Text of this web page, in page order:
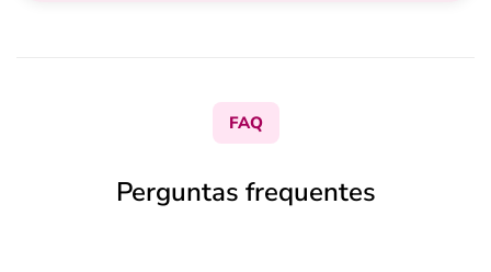
FAQ
Perguntas frequentes